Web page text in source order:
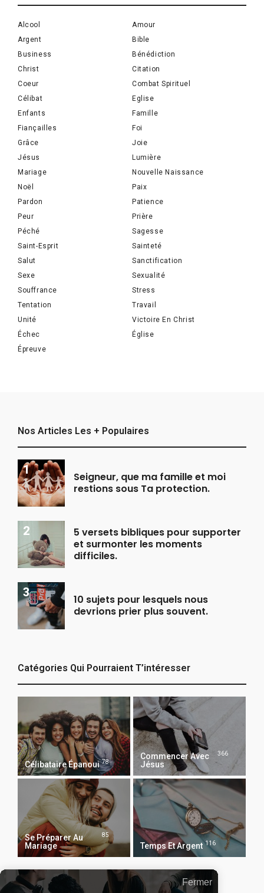
Alcool
Amour
Argent
Bible
Business
Bénédiction
Christ
Citation
Coeur
Combat Spirituel
Célibat
Eglise
Enfants
Famille
Fiançailles
Foi
Grâce
Joie
Jésus
Lumière
Mariage
Nouvelle Naissance
Noël
Paix
Pardon
Patience
Peur
Prière
Péché
Sagesse
Saint-Esprit
Sainteté
Salut
Sanctification
Sexe
Sexualité
Souffrance
Stress
Tentation
Travail
Unité
Victoire En Christ
Échec
Église
Épreuve
Nos Articles Les + Populaires
Seigneur, que ma famille et moi
restions sous Ta protection.
5 versets bibliques pour supporter
et surmonter les moments
difficiles.
10 sujets pour lesquels nous
devrions prier plus souvent.
Catégories Qui Pourraient T’intéresser
Célibataire Épanoui 78
Commencer Avec
Jésus
366
Se Préparer Au
Mariage
85
Temps Et Argent 116
Fermer